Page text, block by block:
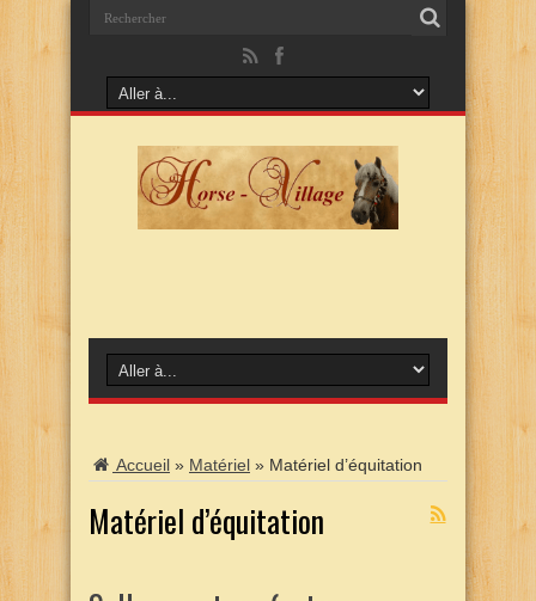
Accueil » Matériel » Matériel d’équitation
Matériel d’équitation